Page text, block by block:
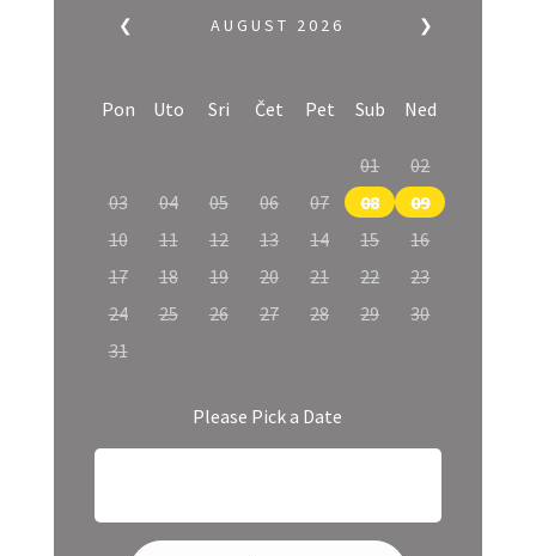
❮ ❯
AUGUST 2026
Pon Uto Sri Čet Pet Sub Ned
01
02
03
04 05 06 07 08
09
10
11 12 13 14 15
16
17
18 19 20 21 22
23
24
25 26 27 28 29
30
31
Please Pick a Date